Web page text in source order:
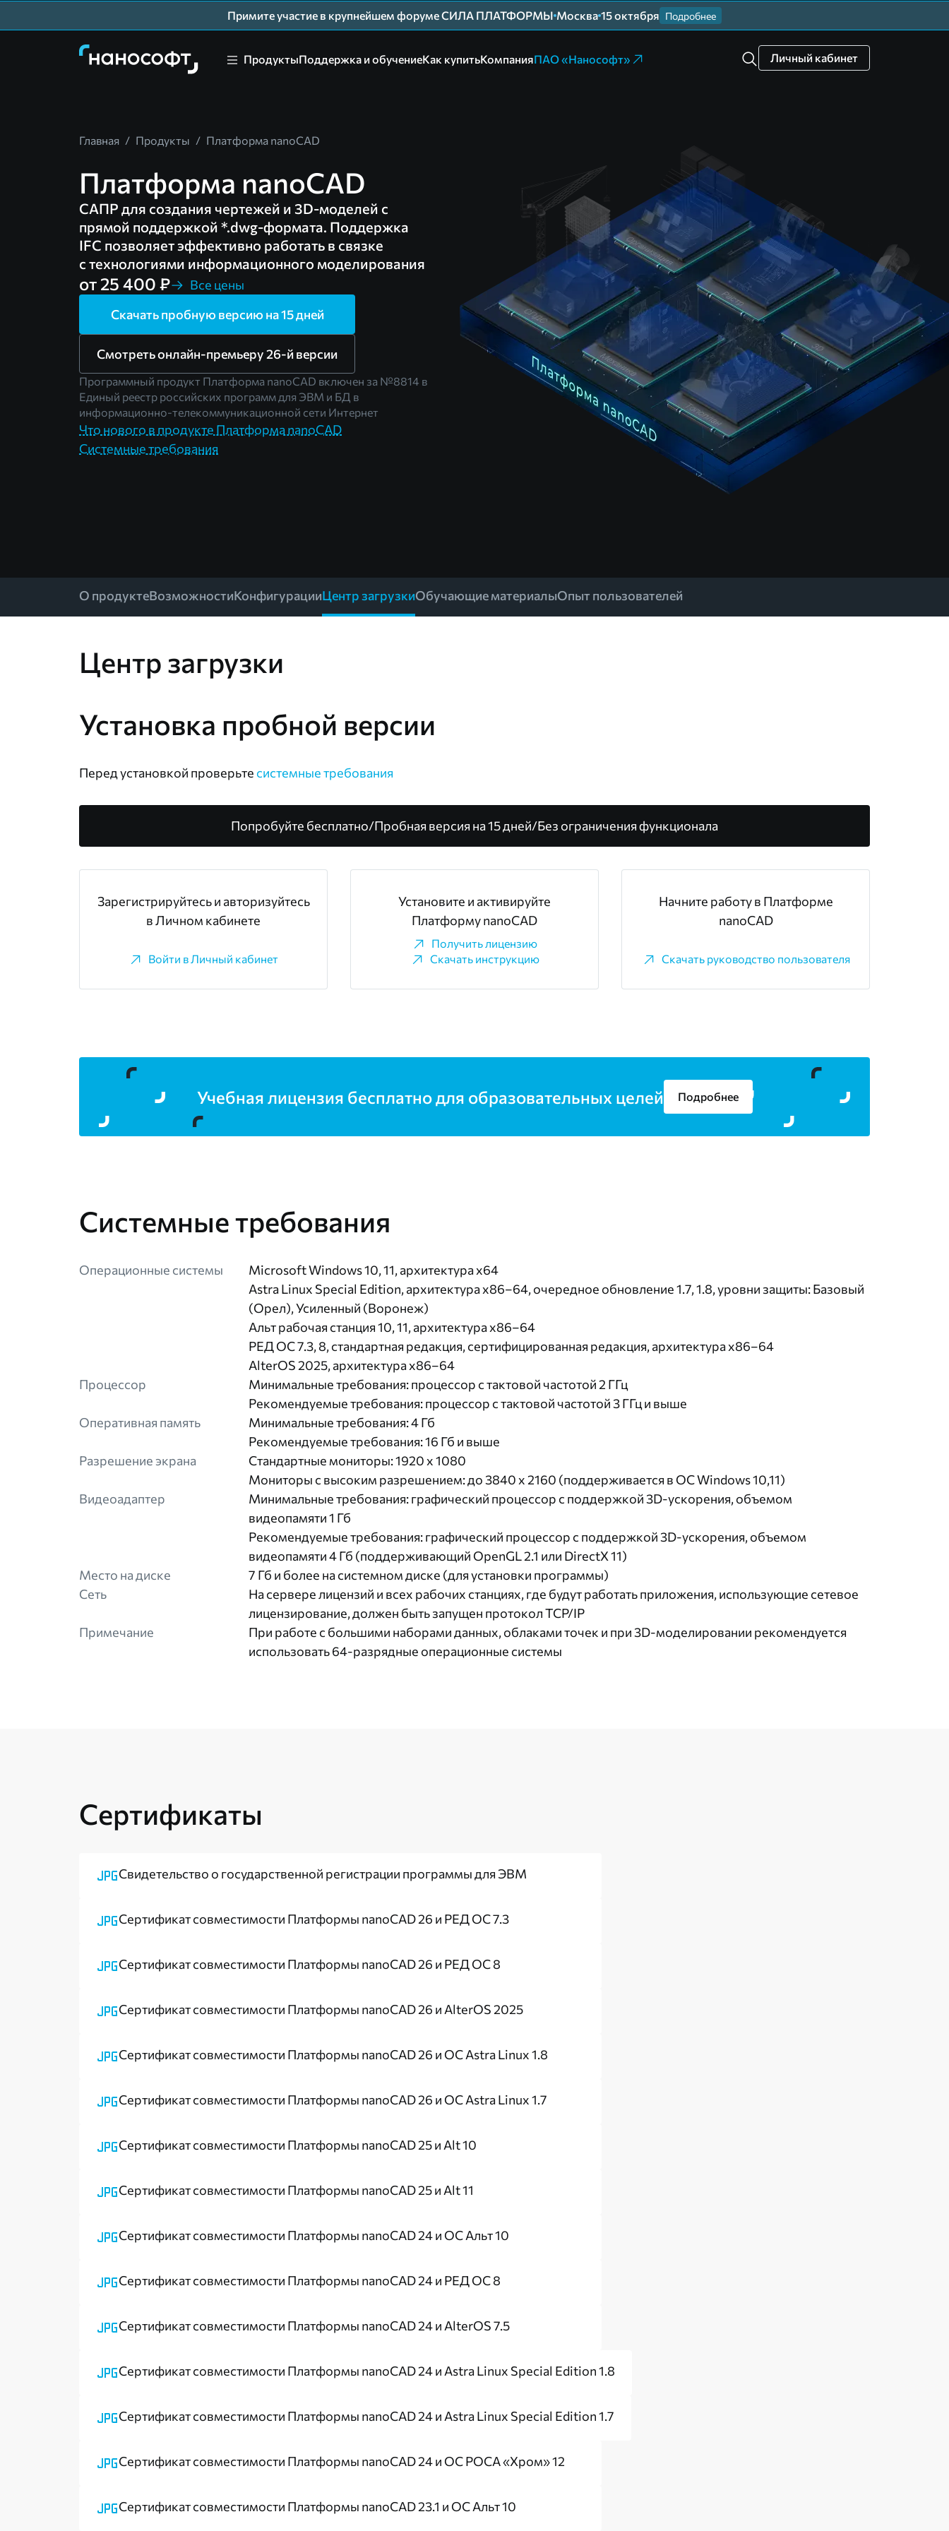
Примите участие в крупнейшем форуме СИЛА ПЛАТФОРМЫ Москва 15 октября Подробнее
ПродуктыПоддержка и обучениеКак купитьКомпанияПАО «Нанософт» Личный кабинет
Главная / Продукты / Платформа nanoCAD
Платформа nanoCAD
САПР для создания чертежей и 3D-моделей с
прямой поддержкой *.dwg-формата. Поддержка
IFC позволяет эффективно работать в связке
с технологиями информационного моделирования
от 25 400 ₽
Все цены
Скачать пробную версию на 15 дней
Смотреть онлайн-премьеру 26-й версии
Программный продукт Платформа nanoCAD включен за №8814 в
Единый реестр российских программ для ЭВМ и БД в
информационно-телекоммуникационной сети Интернет
Что нового в продукте Платформа nanoCAD
Системные требования
О продуктеВозможностиКонфигурацииЦентр загрузкиОбучающие материалыОпыт пользователей
Центр загрузки
Установка пробной версии
Перед установкой проверьте системные требования
Попробуйте бесплатно/Пробная версия на 15 дней/Без ограничения функционала
Зарегистрируйтесь и авторизуйтесь
в Личном кабинете
Войти в Личный кабинет
Установите и активируйте
Платформу nanoCAD
Получить лицензию
Скачать инструкцию
Начните работу в Платформе
nanoCAD
Скачать руководство пользователя
Учебная лицензия бесплатно для образовательных целей Подробнее
Системные требования
Операционные системы
Microsoft Windows 10, 11, архитектура х64
Astra Linux Special Edition, архитектура x86–64, очередное обновление 1.7, 1.8, уровни защиты: Базовый
(Орел), Усиленный (Воронеж)
Альт рабочая станция 10, 11, архитектура x86–64
РЕД ОС 7.3, 8, стандартная редакция, сертифицированная редакция, архитектура x86–64
AlterOS 2025, архитектура x86–64
Процессор
Минимальные требования: процессор с тактовой частотой 2 ГГц
Рекомендуемые требования: процессор с тактовой частотой 3 ГГц и выше
Оперативная память
Минимальные требования: 4 Гб
Рекомендуемые требования: 16 Гб и выше
Разрешение экрана
Стандартные мониторы: 1920 x 1080
Мониторы с высоким разрешением: до 3840 x 2160 (поддерживается в ОС Windows 10,11)
Видеоадаптер
Минимальные требования: графический процессор с поддержкой 3D-ускорения, объемом
видеопамяти 1 Гб
Рекомендуемые требования: графический процессор с поддержкой 3D-ускорения, объемом
видеопамяти 4 Гб (поддерживающий OpenGL 2.1 или DirectX 11)
Место на диске
7 Гб и более на системном диске (для установки программы)
Сеть
На сервере лицензий и всех рабочих станциях, где будут работать приложения, использующие сетевое
лицензирование, должен быть запущен протокол TCP/IP
Примечание
При работе с большими наборами данных, облаками точек и при 3D-моделировании рекомендуется
использовать 64-разрядные операционные системы
Сертификаты
Свидетельство о государственной регистрации программы для ЭВМ
Сертификат совместимости Платформы nanoCAD 26 и РЕД ОС 7.3
Сертификат совместимости Платформы nanoCAD 26 и РЕД ОС 8
Сертификат совместимости Платформы nanoCAD 26 и AlterOS 2025
Сертификат совместимости Платформы nanoCAD 26 и ОС Astra Linux 1.8
Сертификат совместимости Платформы nanoCAD 26 и ОС Astra Linux 1.7
Сертификат совместимости Платформы nanoCAD 25 и Alt 10
Сертификат совместимости Платформы nanoCAD 25 и Alt 11
Сертификат совместимости Платформы nanoCAD 24 и ОС Альт 10
Сертификат совместимости Платформы nanoCAD 24 и РЕД ОС 8
Сертификат совместимости Платформы nanoCAD 24 и AlterOS 7.5
Сертификат совместимости Платформы nanoCAD 24 и Astra Linux Special Edition 1.8
Сертификат совместимости Платформы nanoCAD 24 и Astra Linux Special Edition 1.7
Сертификат совместимости Платформы nanoCAD 24 и ОС РОСА «Хром» 12
Сертификат совместимости Платформы nanoCAD 23.1 и ОС Альт 10